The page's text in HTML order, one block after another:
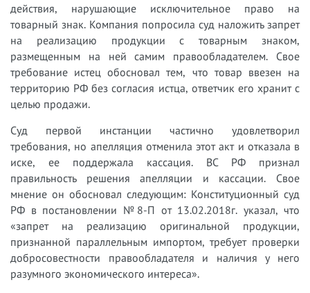
действия, нарушающие исключительное право на
товарный знак. Компания попросила суд наложить запрет
на реализацию продукции с товарным знаком,
размещенным на ней самим правообладателем. Свое
требование истец обосновал тем, что товар ввезен на
территорию РФ без согласия истца, ответчик его хранит с
целью продажи.
Суд первой инстанции частично удовлетворил
требования, но апелляция отменила этот акт и отказала в
иске, ее поддержала кассация. ВС РФ признал
правильность решения апелляции и кассации. Свое
мнение он обосновал следующим: Конституционный суд
РФ в постановлении №8-П от 13.02.2018г. указал, что
«запрет на реализацию оригинальной продукции,
признанной параллельным импортом, требует проверки
добросовестности правообладателя и наличия у него
разумного экономического интереса».